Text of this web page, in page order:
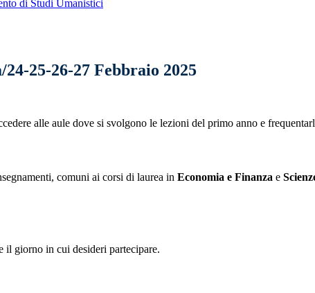
di Studi Umanistici
25-26-27 Febbraio 2025
alle aule dove si svolgono le lezioni del primo anno e
comuni ai corsi di laurea in Economia e Finanza e
il giorno in cui desideri partecipare.